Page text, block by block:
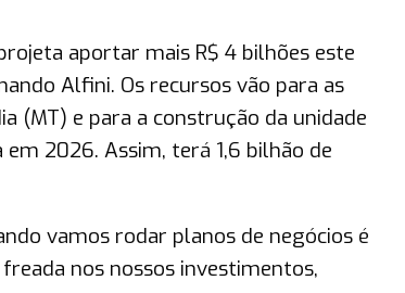
aportar mais R$ 4 bilhões este
Alfini. Os recursos vão para as
(MT) e para a construção da unidade
2026. Assim, terá 1,6 bilhão de
vamos rodar planos de negócios é
nos nossos investimentos,